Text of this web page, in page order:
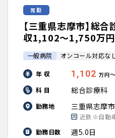
常勤
【三重県志摩市】総
収1,102〜1,750万円
一般病院 オンコール対応な
年 収 1,102 万円
科 目 総合診療科
勤務地 三重県志摩市
近鉄※自動
勤務日数
週5.0日